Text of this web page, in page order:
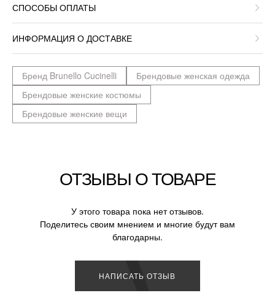
СПОСОБЫ ОПЛАТЫ
ИНФОРМАЦИЯ О ДОСТАВКЕ
Бренд Brunello Cucinelli
Брендовые женская одежда
Брендовые женские костюмы
Брендовые женские вещи
ОТЗЫВЫ О ТОВАРЕ
У этого товара пока нет отзывов.
Поделитесь своим мнением и многие будут вам
благодарны.
НАПИСАТЬ ОТЗЫВ